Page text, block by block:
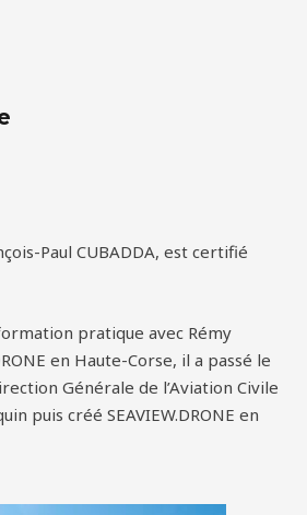
Paul CUBADDA, est certifié
pratique avec Rémy
en Haute-Corse, il a passé le
Générale de l’Aviation Civile
puis créé SEAVIEW.DRONE en